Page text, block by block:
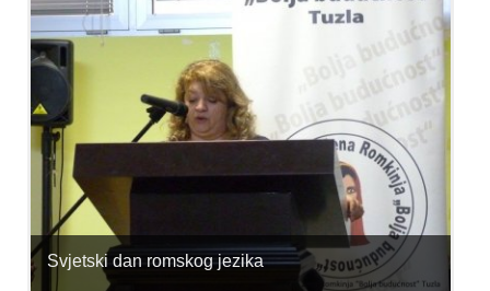
Svjetski dan romskog jezika